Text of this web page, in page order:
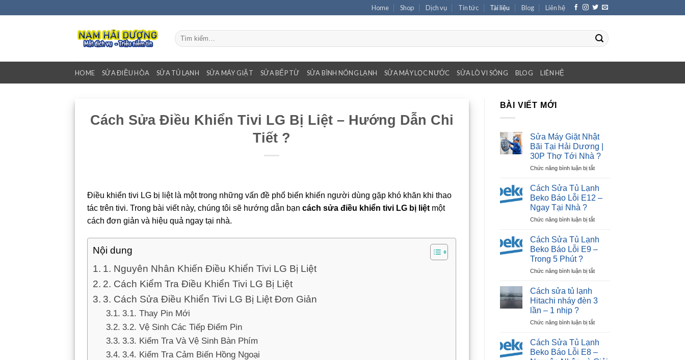
Home Shop Dịch vụ Tin tức Tài liệu Blog Liên hệ
Tìm
kiếm:
HOME SỬA ĐIỀU HÒA SỬA TỦ LẠNH SỬA MÁY GIẶT SỬA BẾP TỪ SỬA BÌNH NÓNG LẠNH SỬA MÁY LỌC NƯỚC SỬA LÒ VI SÓNG BLOG LIÊN HỆ
Cách Sửa Điều Khiển Tivi LG Bị Liệt – Hướng Dẫn Chi
Tiết ?
Điều khiển tivi LG bị liệt là một trong những vấn đề phổ biến khiến người dùng gặp khó khăn khi thao
tác trên tivi. Trong bài viết này, chúng tôi sẽ hướng dẫn bạn cách sửa điều khiển tivi LG bị liệt một
cách đơn giản và hiệu quả ngay tại nhà.
Nội dung
1. Nguyên Nhân Khiến Điều Khiển Tivi LG Bị Liệt
2. Cách Kiểm Tra Điều Khiển Tivi LG Bị Liệt
3. Cách Sửa Điều Khiển Tivi LG Bị Liệt Đơn Giản
3.1. Thay Pin Mới
3.2. Vệ Sinh Các Tiếp Điểm Pin
3.3. Kiểm Tra Và Vệ Sinh Bàn Phím
3.4. Kiểm Tra Cảm Biến Hồng Ngoại
BÀI VIẾT MỚI
Sửa Máy Giặt Nhật
Bãi Tại Hải Dương |
30P Thợ Tới Nhà ?
Chức năng bình luận bị tắtở
Máy
Giặt
Nhật
Tại
Dương
Tới
Cách Sửa Tủ Lạnh
Beko Báo Lỗi E12 –
Ngay Tại Nhà ?
Chức năng bình luận bị tắtở
Sửa
Báo
–
Ngay
Nhà
Cách Sửa Tủ Lạnh
Beko Báo Lỗi E9 –
Trong 5 Phút ?
Chức năng bình luận bị tắtở
Tủ
Lạnh
Báo
E9
Trong
Cách sửa tủ lạnh
Hitachi nháy đèn 3
lần – 1 nhịp ?
Chức năng bình luận bị tắtở
sửa
Cách Sửa Tủ Lạnh
Beko Báo Lỗi E8 –